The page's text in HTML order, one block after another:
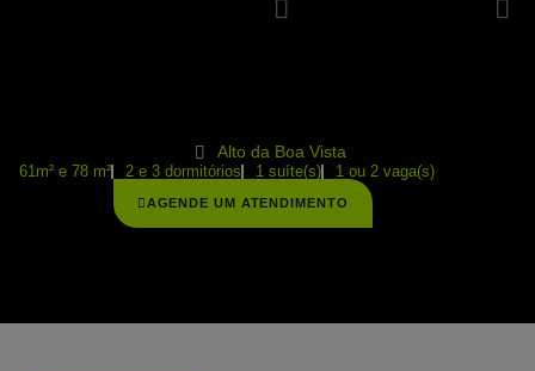
Alto da Boa Vista
61m² e 78 m²
2 e 3 dormitórios 1 suíte(s) 1 ou 2 vaga(s)
AGENDE UM ATENDIMENTO